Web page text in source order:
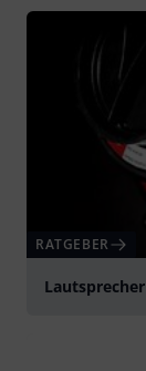
RATGEBER
Lautsprecher